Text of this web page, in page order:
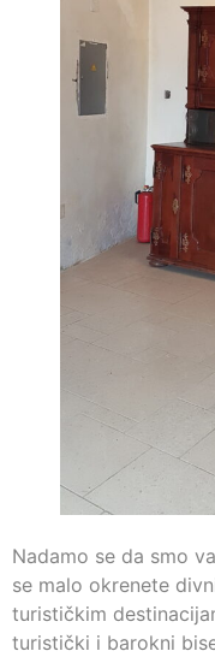
Nadamo se da smo
se malo okrenete
turističkim
turistički i barokni